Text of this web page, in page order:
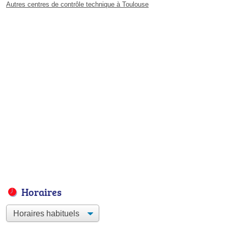
Autres centres de contrôle technique à Toulouse
Horaires